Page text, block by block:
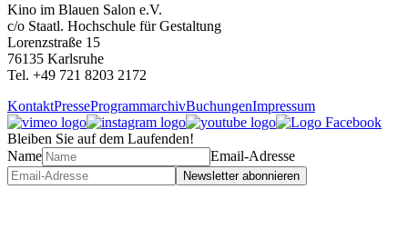
Kino im Blauen Salon e.V.
c/o Staatl. Hochschule für Gestaltung
Lorenzstraße 15
76135 Karlsruhe
Tel. +49 721 8203 2172
KontaktPresseProgrammarchivBuchungenImpressum
Bleiben Sie auf dem Laufenden!
Name
Email-Adresse
Newsletter abonnieren